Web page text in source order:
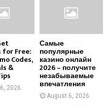
for Free:
Codes,
&
2026
Самые
популярные
казино онлайн
2026 – получите
незабываемые
впечатления
August 6, 2026